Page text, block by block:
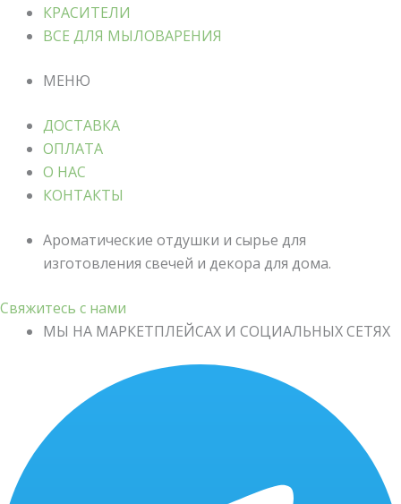
КРАСИТЕЛИ
ВСЕ ДЛЯ МЫЛОВАРЕНИЯ
МЕНЮ
ДОСТАВКА
ОПЛАТА
О НАС
КОНТАКТЫ
Ароматические отдушки и сырье для
изготовления свечей и декора для дома.
Свяжитесь с нами
МЫ НА МАРКЕТПЛЕЙСАХ И СОЦИАЛЬНЫХ СЕТЯХ